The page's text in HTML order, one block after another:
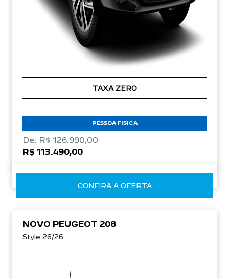
TAXA ZERO
PESSOA FÍSICA
De: R$ 126.990,00
R$ 113.490,00
CONFIRA A OFERTA
NOVO PEUGEOT 208
Style 26/26